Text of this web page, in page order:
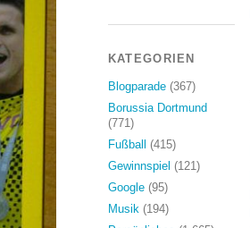
KATEGORIEN
Blogparade(367)
Borussia Dortmund
(771)
Fußball
(415)
Gewinnspiel (121)
Google(95)
Musik (194)